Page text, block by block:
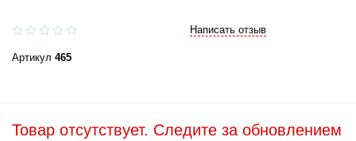
Написать отзыв
Артикул 465
Товар отсутствует. Следите за обновлением